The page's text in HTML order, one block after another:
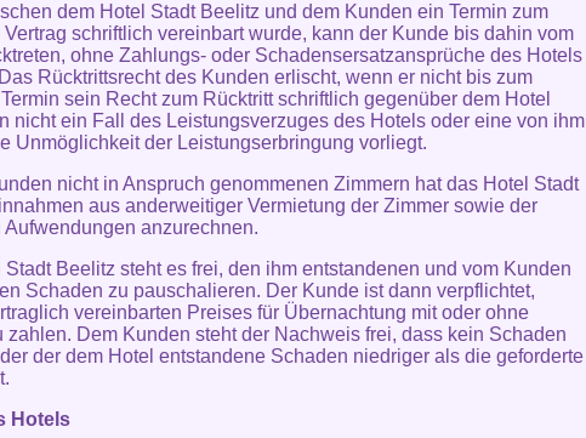
dem Hotel Stadt Beelitz und dem Kunden ein Termin zum
Vertrag schriftlich vereinbart wurde, kann der Kunde bis dahin vom
ohne Zahlungs- oder Schadensersatzansprüche des Hotels
Rücktrittsrecht des Kunden erlischt, wenn er nicht bis zum
sein Recht zum Rücktritt schriftlich gegenüber dem Hotel
nicht ein Fall des Leistungsverzuges des Hotels oder eine von ihm
Unmöglichkeit der Leistungserbringung vorliegt.
nicht in Anspruch genommenen Zimmern hat das Hotel Stadt
aus anderweitiger Vermietung der Zimmer sowie der
anzurechnen.
Stadt Beelitz steht es frei, den ihm entstandenen und vom Kunden
Schaden zu pauschalieren. Der Kunde ist dann verpflichtet,
vereinbarten Preises für Übernachtung mit oder ohne
zahlen. Dem Kunden steht der Nachweis frei, dass kein Schaden
der dem Hotel entstandene Schaden niedriger als die geforderte
Hotels